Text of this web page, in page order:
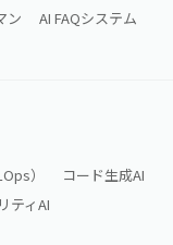
ン
AI FAQシステム
）
コード生成AI
ティAI